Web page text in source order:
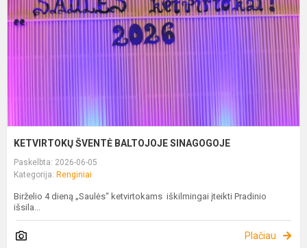
KETVIRTOKŲ ŠVENTĖ BALTOJOJE SINAGOGOJE
Paskelbta: 2026-06-05
Kategorija: Renginiai
Birželio 4 dieną „Saulės“ ketvirtokams iškilmingai įteikti Pradinio
išsila...
Plačiau